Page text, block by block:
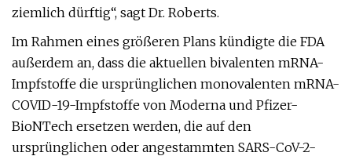
ziemlich dürftig“, sagt Dr. Roberts.
Im Rahmen eines größeren Plans kündigte die FDA
außerdem an, dass die aktuellen bivalenten mRNA-
Impfstoffe die ursprünglichen monovalenten mRNA-
COVID-19-Impfstoffe von Moderna und Pfizer-
BioNTech ersetzen werden, die auf den
ursprünglichen oder angestammten SARS-CoV-2-